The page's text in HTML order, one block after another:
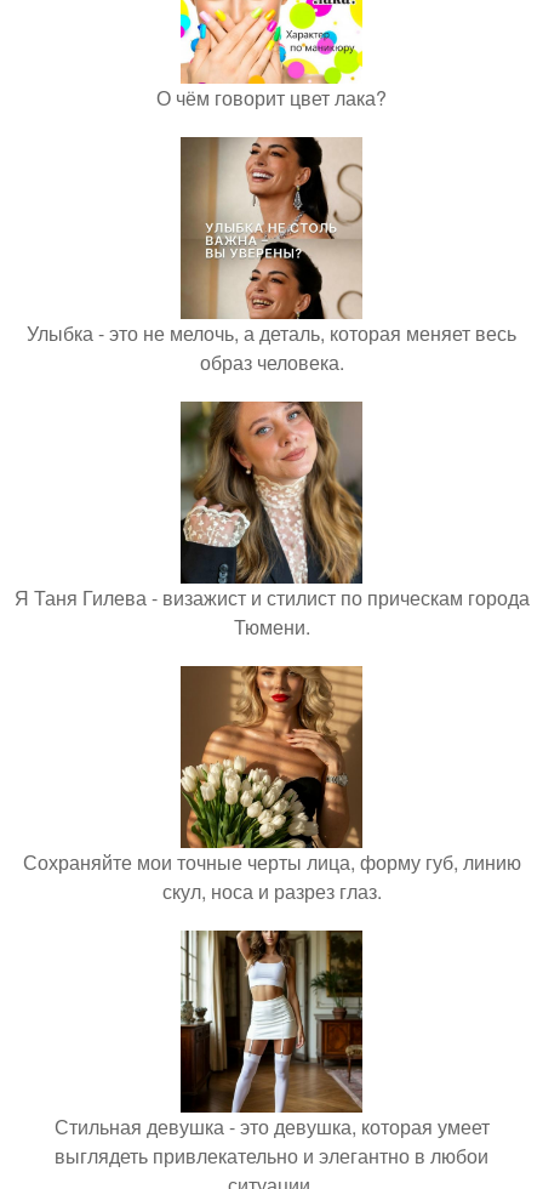
О чём говорит цвет лака?
Улыбка - это не мелочь, а деталь, которая меняет весь
образ человека.
Я Таня Гилева - визажист и стилист по прическам города
Тюмени.
Сохраняйте мои точные черты лица, форму губ, линию
скул, носа и разрез глаз.
Стильная девушка - это девушка, которая умеет
выглядеть привлекательно и элегантно в любои